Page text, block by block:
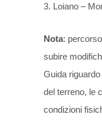
3. Loiano –
Nota:
subire
Guida
del terreno, le
condizioni